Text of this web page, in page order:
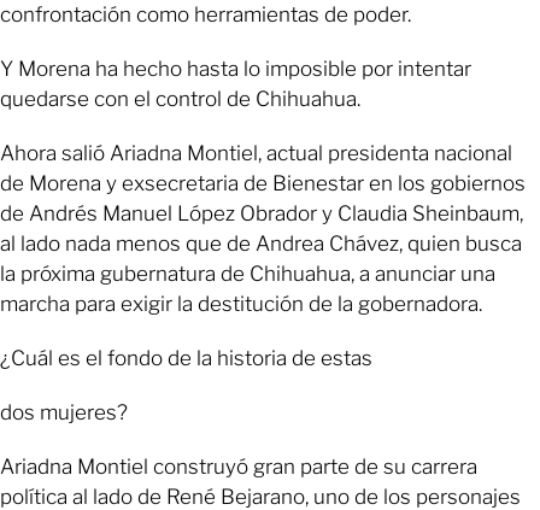
confrontación como herramientas de poder.
Y Morena ha hecho hasta lo imposible por intentar
quedarse con el control de Chihuahua.
Ahora salió Ariadna Montiel, actual presidenta nacional
de Morena y exsecretaria de Bienestar en los gobiernos
de Andrés Manuel López Obrador y Claudia Sheinbaum,
al lado nada menos que de Andrea Chávez, quien busca
la próxima gubernatura de Chihuahua, a anunciar una
marcha para exigir la destitución de la gobernadora.
¿Cuál es el fondo de la historia de estas
dos mujeres?
Ariadna Montiel construyó gran parte de su carrera
política al lado de René Bejarano, uno de los personajes